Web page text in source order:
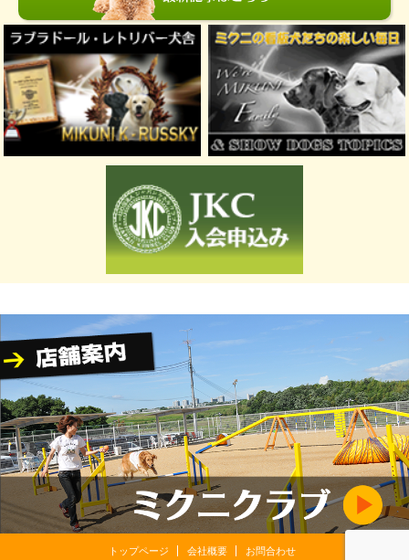
トップページ 会社概要 お問合わせ